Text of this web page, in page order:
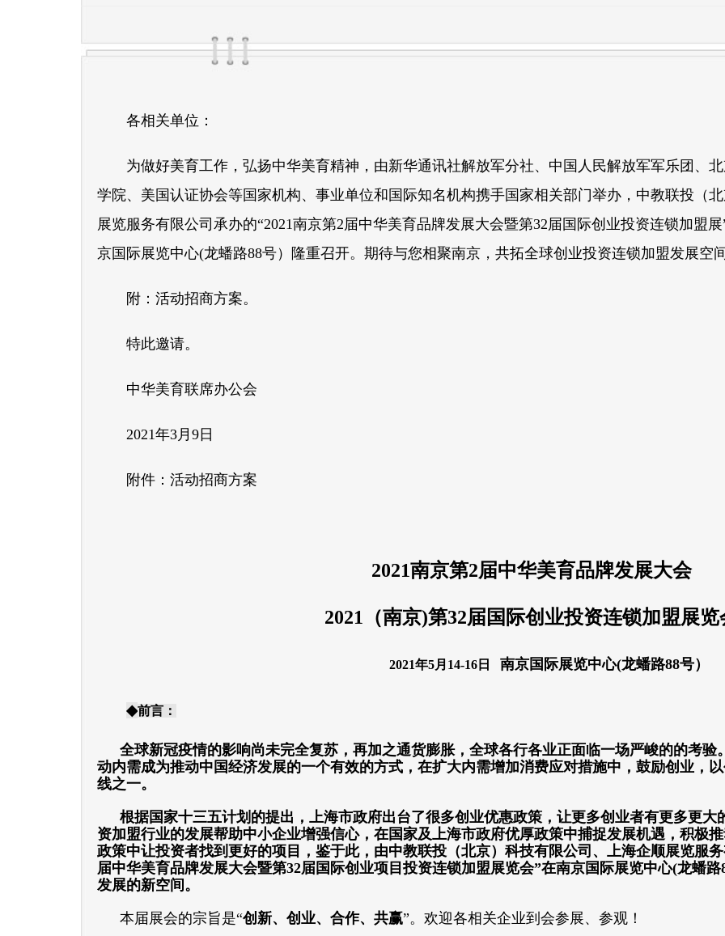
各相关单位：
为做好美育工作，弘扬中华美育精神，由新华通讯社解放军分社、中国人民解放军军乐团、
学院、美国认证协会等国家机构、事业单位和国际知名机构携手国家相关部门举办，中教联投（
展览服务有限公司承办的“2021南京第2届中华美育品牌发展大会暨第32届国际创业投资连锁加盟
京国际展览中心(龙蟠路88号）隆重召开。期待与您相聚南京，共拓全球创业投资连锁加盟发展空
附：活动招商方案。
特此邀请。
中华美育联席办公会
2021年3月9日
附件：活动招商方案
2021南京第2届中华美育品牌发展大会
2021 （南京)第32届国际创业投资连锁加盟展览
2021年5月 14-16日 南京国际展览中心(龙蟠路88号）
◆前言：
全球新冠疫情的影响尚未完全复苏，再加之通货膨胀，全球各行各业正面临一场严峻的的考验
动内需成为推动中国经济发展的一个有效的方式，在扩大内需增加消费应对措施中，鼓励创业，
线之一。
根据国家十三五计划的提出，上海市政府出台了很多创业优惠政策，让更多创业者有更多更大
资加盟行业的发展帮助中小企业增强信心， 在国家及上海市政府优厚政策中捕捉发展机遇，积极
政策中让投资者找到更好的项目， 鉴于此，由中教联投（北京）科技有限公司、 上海企顺展览服
届中华美育品牌发展大会暨第32届国际创业项目投资连锁加盟展览会”在南京国际展览中心(龙蟠
发展的新空间。
本届展会的宗旨是“创新、创业、合作、共赢”。欢迎各相关企业到会参展、参观！